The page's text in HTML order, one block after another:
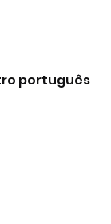
português